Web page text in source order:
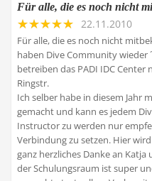
Für alle, die es noch nicht
22.11.2010
Für alle, die es noch nicht
haben Dive Community wieder
betreiben das PADI IDC Center
Ringstr.
Ich selber habe in diesem Jahr
gemacht und kann es jedem
Instructor zu werden nur
Verbindung zu setzen. Hier
ganz herzliches Danke an Katja
der Schulungsraum ist super